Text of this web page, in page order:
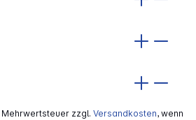
zzgl. Versandkosten, wenn